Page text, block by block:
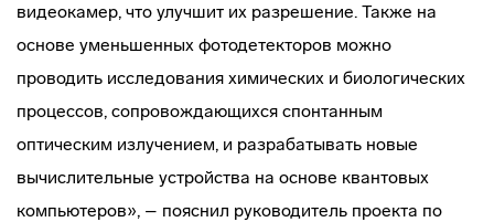
видеокамер, что улучшит их разрешение. Также на
основе уменьшенных фотодетекторов можно
проводить исследования химических и биологических
процессов, сопровождающихся спонтанным
оптическим излучением, и разрабатывать новые
вычислительные устройства на основе квантовых
компьютеров», – пояснил руководитель проекта по